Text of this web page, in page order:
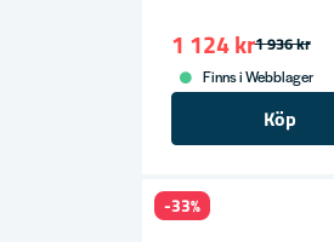
1 936 kr
1 124 kr
Finns i Webblager
Köp
-33%